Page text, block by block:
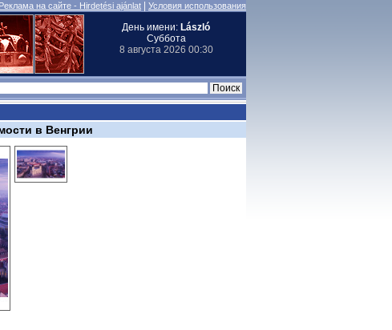
Реклама на сайте - Hirdetési ajánlat Условия использования
День имени: László
Суббота
8 августа 2026 00:30
в Венгрии